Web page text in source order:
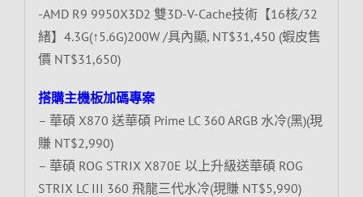
-AMD R9 9950X3D2 雙3D-V-Cache技術【16核/32
緒】4.3G(↑5.6G)200W /具內顯, NT$31,450 (蝦皮售
價 NT$31,650)
搭購主機板加碼專案
– 華碩 X870 送華碩 Prime LC 360 ARGB 水冷(黑)(現
賺 NT$2,990)
– 華碩 ROG STRIX X870E 以上升級送華碩 ROG
STRIX LC III 360 飛龍三代水冷(現賺 NT$5,990)